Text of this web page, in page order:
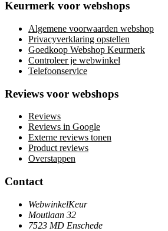
Keurmerk voor webshops
Algemene voorwaarden webshop
Privacyverklaring opstellen
Goedkoop Webshop Keurmerk
Controleer je webwinkel
Telefoonservice
Reviews voor webshops
Reviews
Reviews in Google
Externe reviews tonen
Product reviews
Overstappen
Contact
WebwinkelKeur
Moutlaan 32
7523 MD Enschede